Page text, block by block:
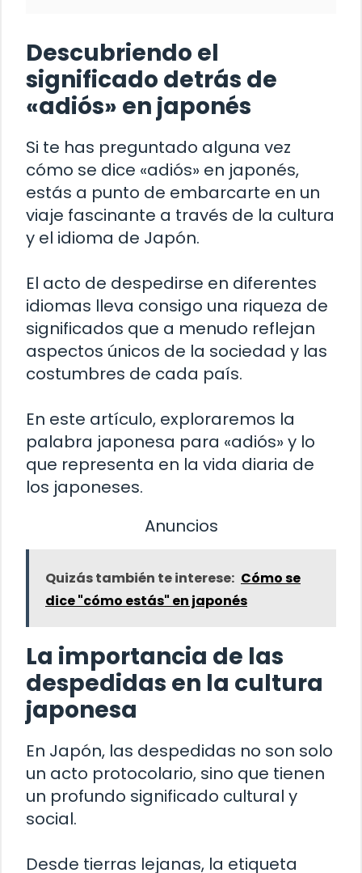
Descubriendo el
significado detrás de
«adiós» en japonés
Si te has preguntado alguna vez
cómo se dice «adiós» en japonés,
estás a punto de embarcarte en un
viaje fascinante a través de la cultura
y el idioma de Japón.
El acto de despedirse en diferentes
idiomas lleva consigo una riqueza de
significados que a menudo reflejan
aspectos únicos de la sociedad y las
costumbres de cada país.
En este artículo, exploraremos la
palabra japonesa para «adiós» y lo
que representa en la vida diaria de
los japoneses.
Anuncios
Quizás también te interese: Cómo se
dice "cómo estás" en japonés
La importancia de las
despedidas en la cultura
japonesa
En Japón, las despedidas no son solo
un acto protocolario, sino que tienen
un profundo significado cultural y
social.
Desde tierras lejanas, la etiqueta